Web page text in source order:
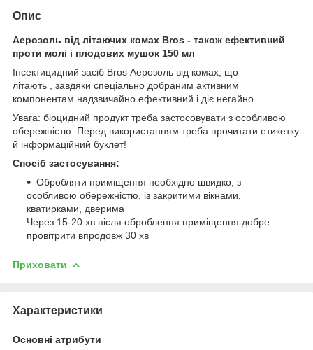
Опис
Аерозоль від літаючих комах Bros - також ефективний
проти молі і плодових мушок 150 мл
Інсектицидний засіб Bros Аерозоль від комах, що
літають , завдяки спеціально добраним активним
компонентам надзвичайно ефективний і діє негайно.
Увага: біоцидний продукт треба застосовувати з особливою
обережністю. Перед використанням треба прочитати етикетку
й інформаційний буклет!
Спосіб застосування:
Обробляти приміщення необхідно швидко, з
особливою обережністю, із закритими вікнами,
кватирками, дверима
Через 15-20 хв після оброблення приміщення добре
провітрити впродовж 30 хв
Приховати
Характеристики
Основні атрибути